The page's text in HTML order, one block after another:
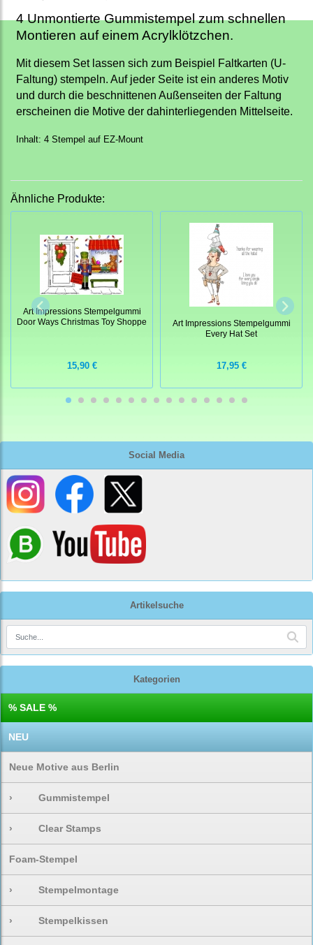
Social Media
Artikelsuche
Kategorien
% SALE %
NEU
Neue Motive aus Berlin
› Gummistempel
› Clear Stamps
Foam-Stempel
› Stempelmontage
› Stempelkissen
4 Unmontierte Gummistempel zum schnellen
Montieren auf einem Acrylklötzchen.
Mit diesem Set lassen sich zum Beispiel Faltkarten (U-
Faltung) stempeln. Auf jeder Seite ist ein anderes Motiv
und durch die beschnittenen Außenseiten der Faltung
erscheinen die Motive der dahinterliegenden Mittelseite.
Inhalt: 4 Stempel auf EZ-Mount
Ähnliche Produkte:
Art Impressions Stempelgummi
Door Ways Christmas Toy Shoppe
15,90 €
Art Impressions Stempelgummi
Every Hat Set
17,95 €